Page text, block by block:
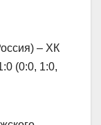
– ХК
(0:0, 1:0,